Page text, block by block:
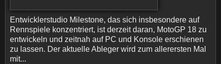
Entwicklerstudio Milestone, das sich insbesondere auf
Rennspiele konzentriert, ist derzeit daran, MotoGP 18 zu
entwickeln und zeitnah auf PC und Konsole erschienen
zu lassen. Der aktuelle Ableger wird zum allerersten Mal
mit...